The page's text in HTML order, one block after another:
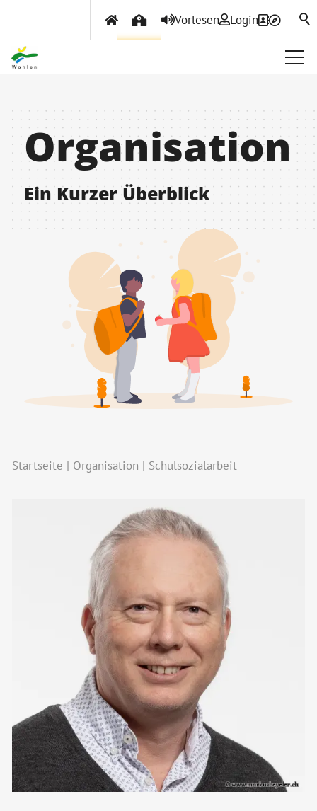
Login
Vorlesen
Organisation
Ein Kurzer Überblick
Startseite Organisation Schulsozialarbeit